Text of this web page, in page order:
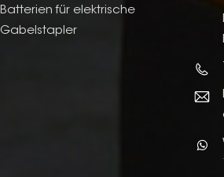
Batterien für elektrische
Gabelstapler